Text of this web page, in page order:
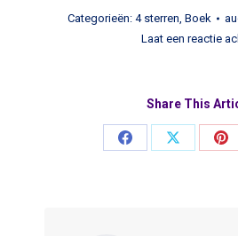
Categorieën: 4 sterren, Boek
Laat een reactie
Share This
Share
Share